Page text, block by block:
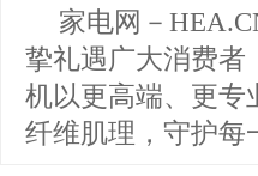
家电网－
挚礼遇广大消费者
机以更高端、更专
纤维肌理，守护每